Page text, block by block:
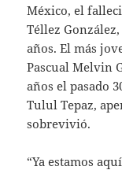
México, el
Téllez
años. El más
Pascual Melvin
años el pasado
Tulul Tepaz,
sobrevivió.
“Ya estamos